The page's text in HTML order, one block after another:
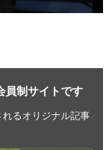
員制サイトです
るオリジナル記事